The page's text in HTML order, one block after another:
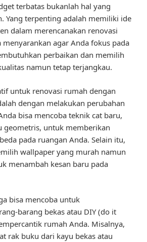
terbatas bukanlah hal yang
Yang terpenting adalah memiliki ide
dalam merencanakan renovasi
menyarankan agar Anda fokus pada
perbaikan dan memilih
namun tetap terjangkau.
untuk renovasi rumah dengan
dengan melakukan perubahan
bisa mencoba teknik cat baru,
geometris, untuk memberikan
pada ruangan Anda. Selain itu,
wallpaper yang murah namun
menambah kesan baru pada
bisa mencoba untuk
barang bekas atau DIY (do it
rumah Anda. Misalnya,
rak buku dari kayu bekas atau